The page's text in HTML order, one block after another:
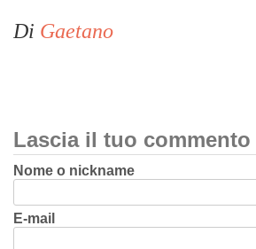
Di Gaetano
Lascia il tuo commento
Nome o nickname
E-mail